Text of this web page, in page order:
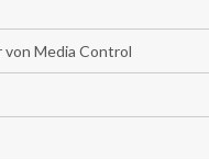
Media Control